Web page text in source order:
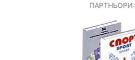
ПАРТНЬОРИ: